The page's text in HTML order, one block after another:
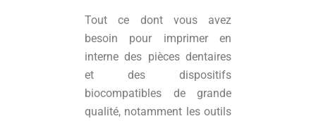
Tout ce dont vous avez
besoin pour imprimer en
interne des pièces dentaires
et des dispositifs
biocompatibles de grande
qualité, notamment les outils